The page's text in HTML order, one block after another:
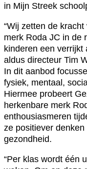
in Mijn Streek
“Wij zetten de
merk Roda JC in de
kinderen een verrijkt
aldus directeur Tim
In dit aanbod
fysiek, mentaal,
Hiermee probeert
herkenbare merk
enthousiasmeren
ze positiever
gezondheid.
“Per klas wordt één